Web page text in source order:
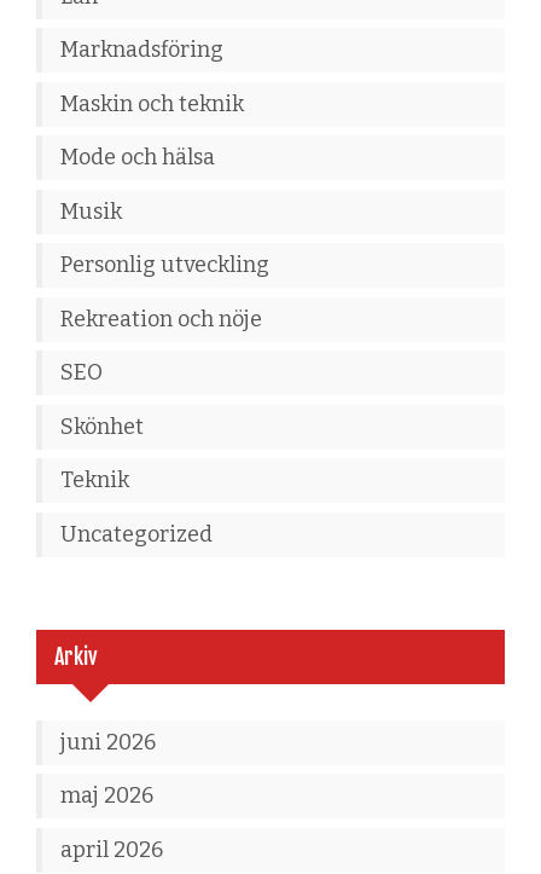
Marknadsföring
Maskin och teknik
Mode och hälsa
Musik
Personlig utveckling
Rekreation och nöje
SEO
Skönhet
Teknik
Uncategorized
Arkiv
juni 2026
maj 2026
april 2026